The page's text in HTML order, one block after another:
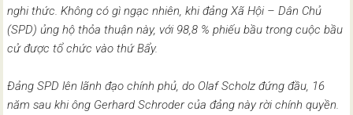
nghi thức. Không có gì ngạc nhiên, khi đảng Xã Hội – Dân Chủ
(SPD) ủng hộ thỏa thuận này, với 98,8 % phiếu bầu trong cuộc bầu
cử được tổ chức vào thứ Bẩy.
Đảng SPD lên lãnh đạo chính phủ, do Olaf Scholz đứng đầu, 16
năm sau khi ông Gerhard Schroder của đảng này rời chính quyền.